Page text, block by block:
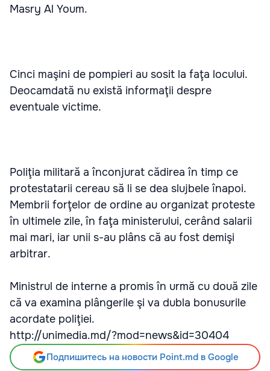
Masry Al Youm.
Cinci maşini de pompieri au sosit la faţa locului.
Deocamdată nu există informaţii despre
eventuale victime.
Poliţia militară a înconjurat cădirea în timp ce
protestatarii cereau să li se dea slujbele înapoi.
Membrii forţelor de ordine au organizat proteste
în ultimele zile, în faţa ministerului, cerând salarii
mai mari, iar unii s-au plâns că au fost demişi
arbitrar.
Ministrul de interne a promis în urmă cu două zile
că va examina plângerile şi va dubla bonusurile
acordate poliţiei.
http://unimedia.md/?mod=news&id=30404
Подпишитесь на новости Point.md в Google